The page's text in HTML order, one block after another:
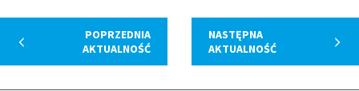
POPRZEDNIA
AKTUALNOŚĆ
NASTĘPNA
AKTUALNOŚĆ